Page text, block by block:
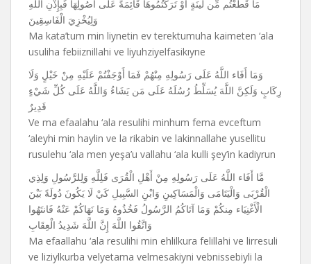
مَا قَطَعْتُم مِّن لِّينَةٍ أَوْ تَرَكْتُمُوهَا قَائِمَةً عَلَى أُصُولِهَا فَبِإِذْنِ اللَّهِ
وَلِيُخْزِيَ الْفَاسِقِينَ
Ma kata’tum min liynetin ev terektumuha kaimeten ‘ala
usuliha febiiznillahi ve liyuhziyelfasikıyne
وَمَا أَفَاء اللَّهُ عَلَى رَسُولِهِ مِنْهُمْ فَمَا أَوْجَفْتُمْ عَلَيْهِ مِنْ خَيْلٍ وَلَا
رِكَابٍ وَلَكِنَّ اللَّهَ يُسَلِّطُ رُسُلَهُ عَلَى مَن يَشَاءُ وَاللَّهُ عَلَى كُلِّ شَيْءٍ
قَدِيرٌ
Ve ma efaalahu ‘ala resulihi minhum fema evceftum
‘aleyhi min haylin ve la rikabin ve lakinnallahe yusellitu
rusulehu ‘ala men yeşa’u vallahu ‘ala kulli şey’in kadiyrun
مَّا أَفَاء اللَّهُ عَلَى رَسُولِهِ مِنْ أَهْلِ الْقُرَى فَلِلَّهِ وَلِلرَّسُولِ وَلِذِي
الْقُرْبَى وَالْيَتَامَى وَالْمَسَاكِينِ وَابْنِ السَّبِيلِ كَيْ لَا يَكُونَ دُولَةً بَيْنَ
الْأَغْنِيَاء مِنكُمْ وَمَا آتَاكُمُ الرَّسُولُ فَخُذُوهُ وَمَا نَهَاكُمْ عَنْهُ فَانتَهُوا
وَاتَّقُوا اللَّهَ إِنَّ اللَّهَ شَدِيدُ الْعِقَابِ
Ma efaallahu ‘ala resulihi min ehlilkura felillahi ve lirresuli
ve liziylkurba velyetama velmesakiyni vebnissebiyli la